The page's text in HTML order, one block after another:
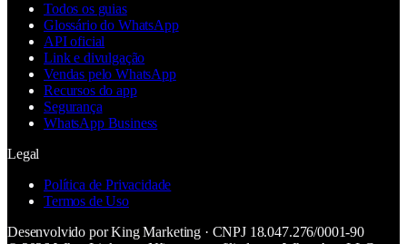
Todos os guias
Glossário do WhatsApp
API oficial
Link e divulgação
Vendas pelo WhatsApp
Recursos do app
Segurança
WhatsApp Business
Legal
Política de Privacidade
Termos de Uso
Desenvolvido porKing Marketing · CNPJ 18.047.276/0001-90